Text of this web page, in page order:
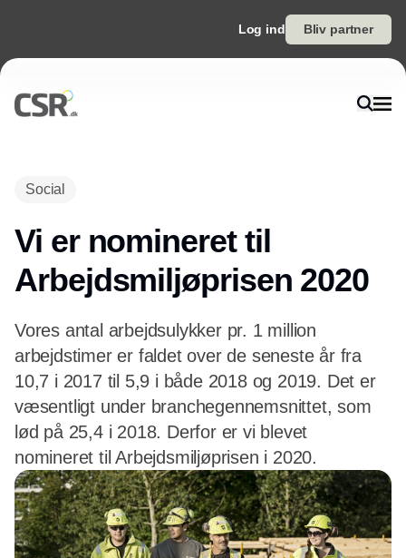
Log ind Bliv partner
Social
Vi er nomineret til
Arbejdsmiljøprisen 2020
Vores antal arbejdsulykker pr. 1 million
arbejdstimer er faldet over de seneste år fra
10,7 i 2017 til 5,9 i både 2018 og 2019. Det er
væsentligt under branchegennemsnittet, som
lød på 25,4 i 2018. Derfor er vi blevet
nomineret til Arbejdsmiljøprisen i 2020.